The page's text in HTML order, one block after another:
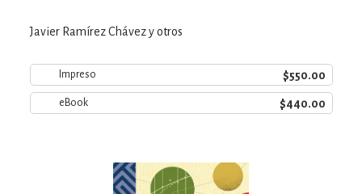
Javier Ramírez Chávez y otros
Impreso $550.00
eBook $440.00